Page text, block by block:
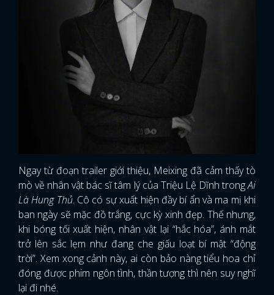
Ngay từ đoạn trailer giới thiệu, Meixing đã cảm thấy tò
mò về nhân vật bác sĩ tâm lý của Triệu Lệ Dĩnh trongAi
Là Hung Thủ. Cô có sự xuất hiện đầy bí ẩn và ma mị khi
ban ngày sẽ mặc đồ trắng, cực kỳ xinh đẹp. Thế nhưng,
khi bóng tối xuất hiện, nhân vật lại “hắc hóa”, ánh mắt
trở lên sắc lẹm như đang che giấu loạt bí mật “động
trời”. Xem xong cảnh này, ai còn bảo nàng tiểu hoa chỉ
đóng được phim ngôn tình, thần tượng thì nên suy nghĩ
lại đi nhé.